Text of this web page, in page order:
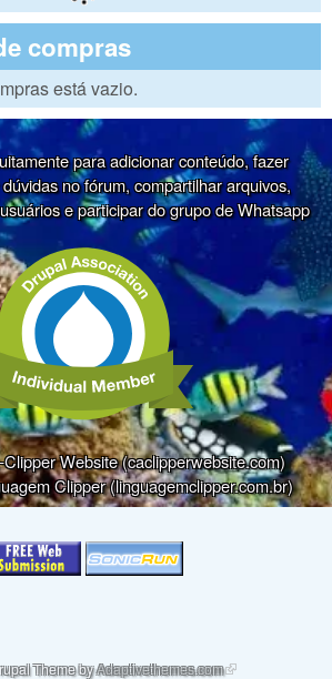
compras
está vazio.
para adicionar conteúdo, fazer
no fórum, compartilhar arquivos,
e participar do grupo de Whatsapp
Website (caclipperwebsite.com)
Clipper (linguagemclipper.com.br)
Theme byAdaptivethemes.com(link is external)